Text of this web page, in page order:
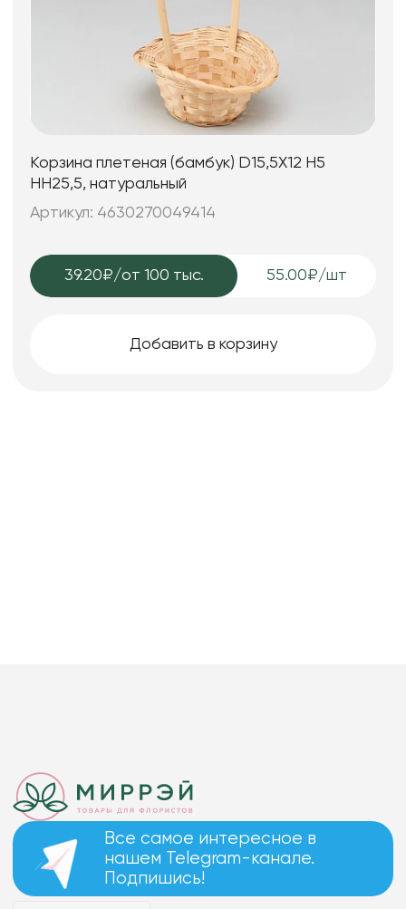
Корзина плетеная (бамбук) D15,5X12 H5
HH25,5, натуральный
Артикул: 4630270049414
39.20₽/от 100 тыс. 55.00₽/шт
Добавить в корзину
Все самое интересное в
нашем Telegram-канале.
Подпишись!